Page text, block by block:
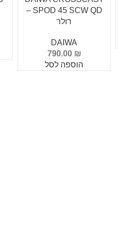
SPOD 45 SCW QD –
רולר
DAIWA
790.00 ₪
הוספה לסל